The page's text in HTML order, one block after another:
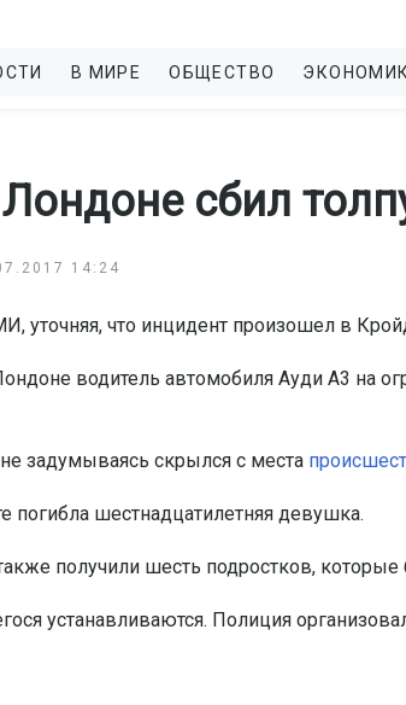
В МИРЕ ОБЩЕСТВО
сбил
14:24
что инцидент произошел в
водитель автомобиля Ауди А3 на
задумываясь скрылся с места
погибла шестнадцатилетняя девушка.
получили шесть подростков,
устанавливаются. Полиция